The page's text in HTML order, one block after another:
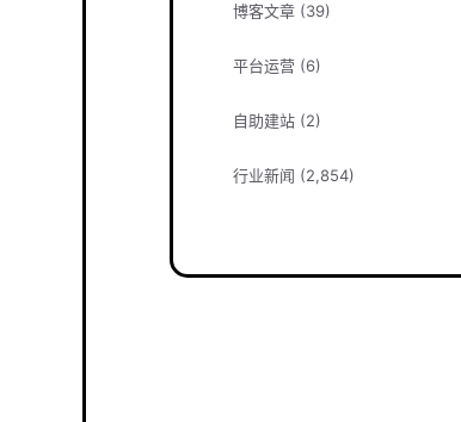
博客文章 (39)
平台运营 (6)
自助建站 (2)
行业新闻 (2,854)